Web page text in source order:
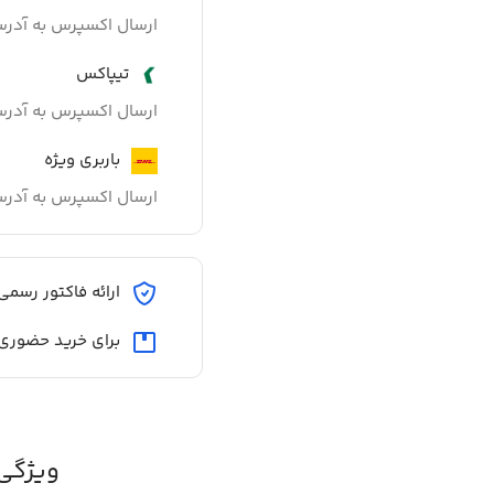
ارسال اکسپرس به
تیپاکس
ارسال اکسپرس به
باربری ویژه
ارسال اکسپرس به
ارائه فاکتور
برای خرید